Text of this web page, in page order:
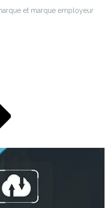
et marque employeur